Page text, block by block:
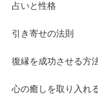
占いと性格
引き寄せの法則
復縁を成功させる方
心の癒しを取り入れ